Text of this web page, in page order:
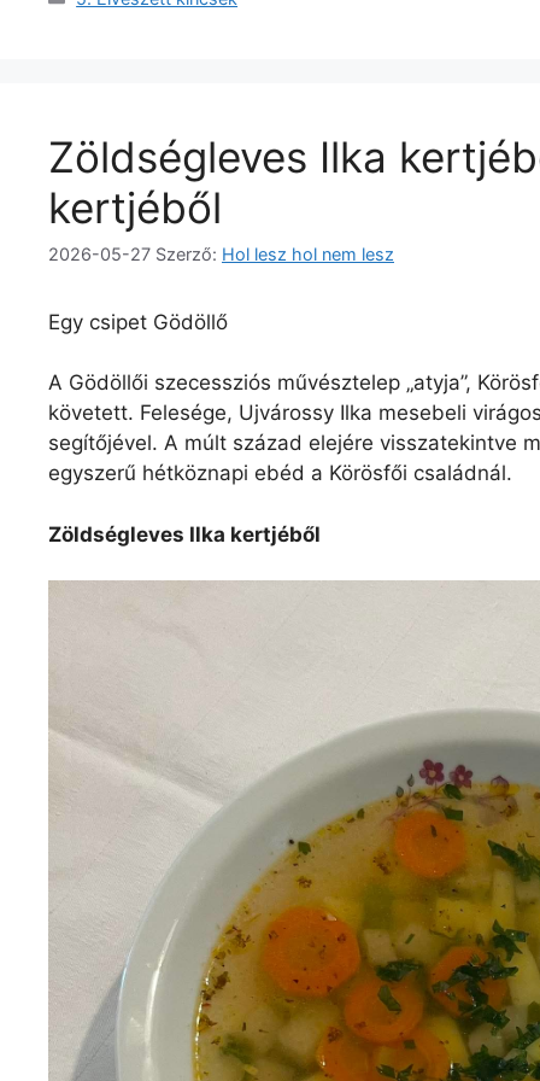
Zöldségleves Ilka
kertjéből
2026-05-27 Szerző: Hol lesz hol nem lesz
Egy csipet Gödöllő
A Gödöllői szecessziós művésztelep „atyja”,
követett. Felesége, Ujvárossy Ilka mesebeli
segítőjével. A múlt század elejére visszatekintve
egyszerű hétköznapi ebéd a Körösfői családnál.
Zöldségleves Ilka kertjéből